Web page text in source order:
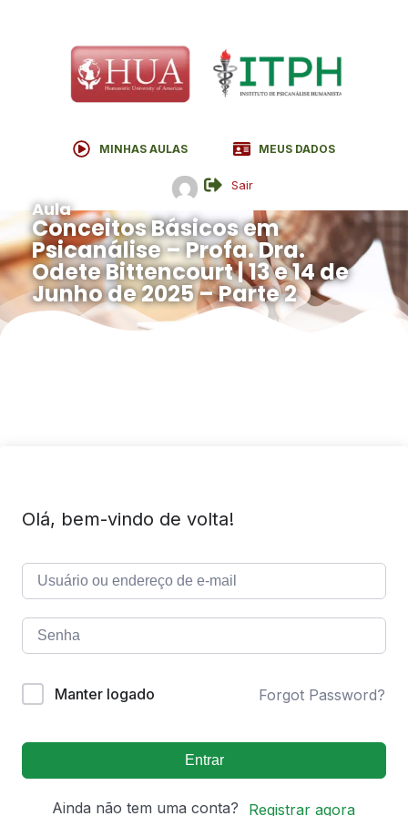
MINHAS AULAS MEUS DADOS
Sair
Aula
Conceitos Básicos em
Psicanálise – Profa. Dra.
Odete Bittencourt | 13 e 14 de
Junho de 2025 – Parte 2
Olá, bem-vindo de volta!
Manter logado Forgot Password?
Entrar
Ainda não tem uma conta? Registrar agora